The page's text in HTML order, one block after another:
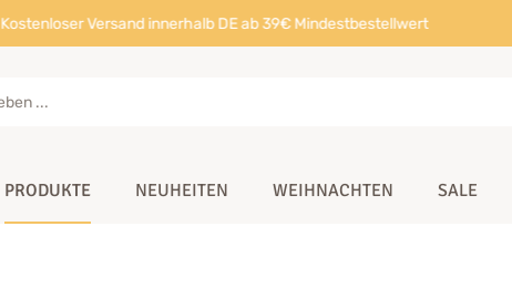
Kostenloser Versand innerhalb DE ab 39€ Mindestbestellwert
PRODUKTE NEUHEITEN WEIHNACHTEN SALE